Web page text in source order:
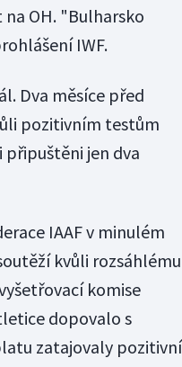
OH. "Bulharsko
IWF.
Dva měsíce před
pozitivním testům
jen dva
IAAF v minulém
kvůli rozsáhlému
komise
dopovalo s
zatajovaly pozitivní